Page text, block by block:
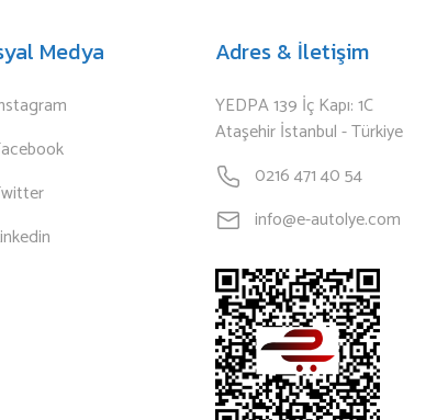
Medya Adres & İletişim
YEDPA 139 İç Kapı: 1C
Ataşehir İstanbul - Türkiye
0216 471 40 54
info@e-autolye.com